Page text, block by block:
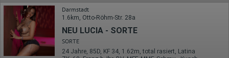
Hotjar Limited, Malta
Erhobene Daten:
Datum und Uhrzeit des Besuchs
Gerätetyp
Geografischer Standort
Darmstadt
1.6km, Otto-Röhm-Str. 28a
NEU LUCIA - SORTE
SORTE
24 Jahre, 85D, KF 34, 1.62m, total rasiert, Latina